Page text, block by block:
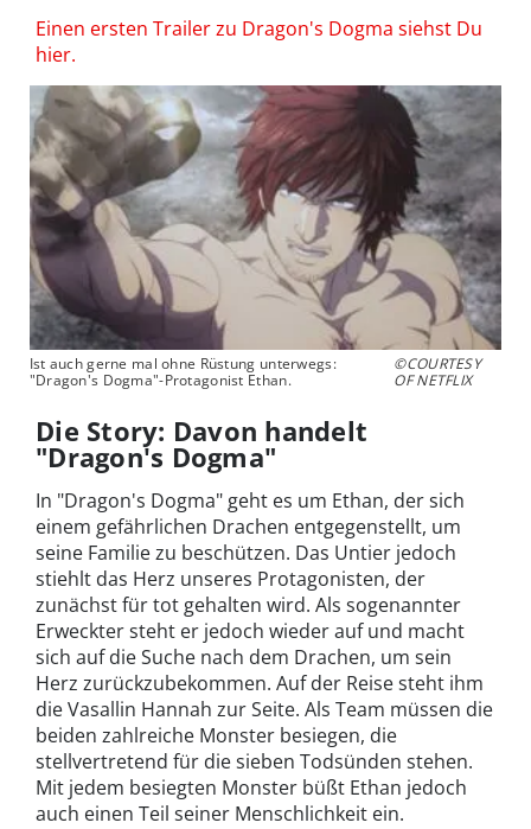
Einen ersten Trailer zu Dragon's Dogma siehst Du
hier.
Ist auch gerne mal ohne Rüstung unterwegs:
"Dragon's Dogma"-Protagonist Ethan.
©COURTESY
OF NETFLIX
Die Story: Davon handelt
"Dragon's Dogma"
In "Dragon's Dogma" geht es um Ethan, der sich
einem gefährlichen Drachen entgegenstellt, um
seine Familie zu beschützen. Das Untier jedoch
stiehlt das Herz unseres Protagonisten, der
zunächst für tot gehalten wird. Als sogenannter
Erweckter steht er jedoch wieder auf und macht
sich auf die Suche nach dem Drachen, um sein
Herz zurückzubekommen. Auf der Reise steht ihm
die Vasallin Hannah zur Seite. Als Team müssen die
beiden zahlreiche Monster besiegen, die
stellvertretend für die sieben Todsünden stehen.
Mit jedem besiegten Monster büßt Ethan jedoch
auch einen Teil seiner Menschlichkeit ein.